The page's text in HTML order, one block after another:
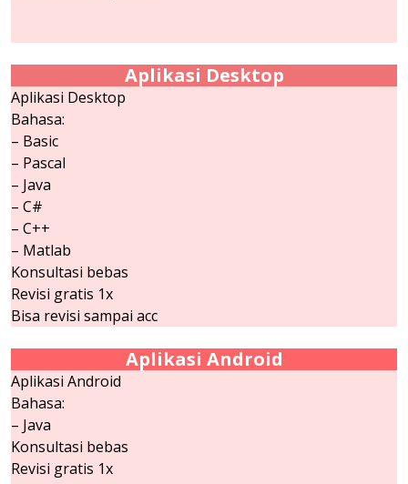
Aplikasi Desktop
Aplikasi Desktop
Bahasa:
– Basic
– Pascal
– Java
– C#
– C++
– Matlab
Konsultasi bebas
Revisi gratis 1x
Bisa revisi sampai acc
Aplikasi Android
Aplikasi Android
Bahasa:
– Java
Konsultasi bebas
Revisi gratis 1x